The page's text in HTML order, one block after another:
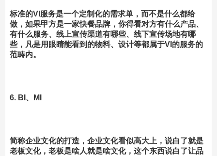
标准的VI服务是一个定制化的需求单，而不是什么都给
做，如果甲方是一家快餐品牌，你得看对方有什么产品、
有什么服务、线上宣传渠道有哪些、线下宣传场地有哪
些，凡是用眼睛能看到的物料、设计等都属于VI的服务的
范畴内。
6. BI、MI
简称企业文化的打造，企业文化看似高大上，说白了就是
老板文化，老板是啥人就是啥文化，这个东西说白了让品